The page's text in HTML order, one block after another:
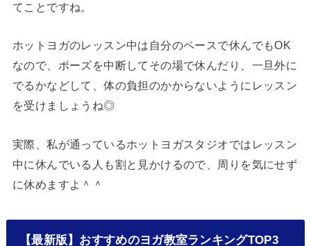
てことですね。
ホットヨガのレッスン中は自分のペースで休んでもOK
なので、ポーズを中断してその場で休んだり、一旦外に
でるかなどして、体の負担のかからないようにレッスン
を受けましょうね◎
実際、私が通っているホットヨガスタジオではレッスン
中に休んでいる人も割と見かけるので、周りを気にせず
に休めますよ＾＾
【最新版】おすすめのヨガ教室ランキングTOP3